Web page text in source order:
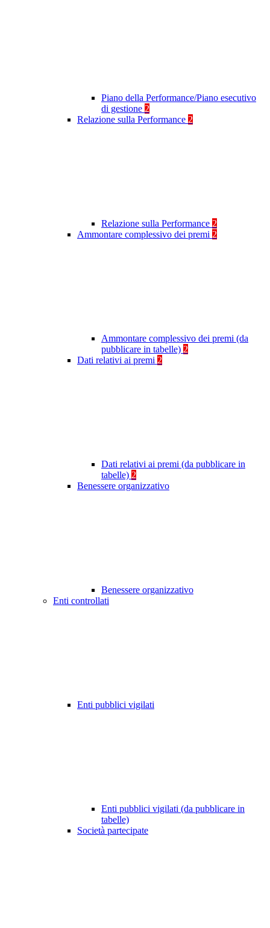
Piano della Performance/Piano esecutivo
di gestione 2
Relazione sulla Performance 2
Relazione sulla Performance 2
Ammontare complessivo dei premi 2
Ammontare complessivo dei premi (da
pubblicare in tabelle) 2
Dati relativi ai premi 2
Dati relativi ai premi (da pubblicare in
tabelle) 2
Benessere organizzativo
Benessere organizzativo
Enti controllati
Enti pubblici vigilati
Enti pubblici vigilati (da pubblicare in
tabelle)
Società partecipate